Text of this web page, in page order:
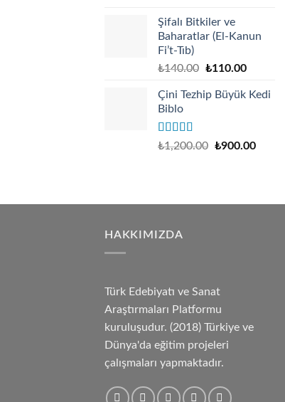
was:
₺150.00.₺140.00.
Şifalı Bitkiler ve
Baharatlar (El-Kanun
Fi’t-Tıb)
₺140.00 Original
was:
₺110.00Current
is:
Çini Tezhip Büyük Kedi
Biblo
Rated5.00
₺1,200.00 ₺900.00
HAKKIMIZDA
Türk Edebiyatı ve Sanat
Araştırmaları Platformu
kuruluşudur. (2018) Türkiye ve
Dünya'da eğitim projeleri
çalışmaları yapmaktadır.